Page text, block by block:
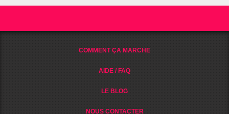
COMMENT ÇA MARCHE
AIDE / FAQ
LE BLOG
NOUS CONTACTER